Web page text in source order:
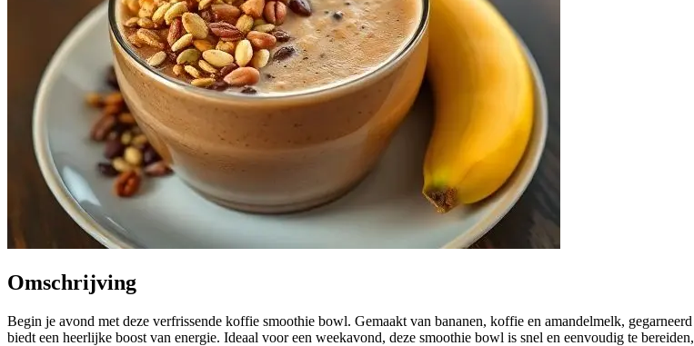
Omschrijving
Begin je avond met deze verfrissende koffie smoothie bowl. Gemaakt van bananen, koffie en amandelmelk,
biedt een heerlijke boost van energie. Ideaal voor een weekavond, deze smoothie bowl is snel en eenvoudig te